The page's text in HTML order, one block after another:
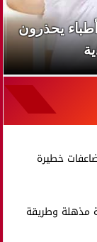
يحذرون
خطيرة
مذهلة وطريقة